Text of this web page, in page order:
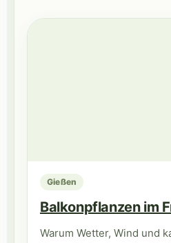
Gießen
Balkonpflanzen im
Warum Wetter, Wind und